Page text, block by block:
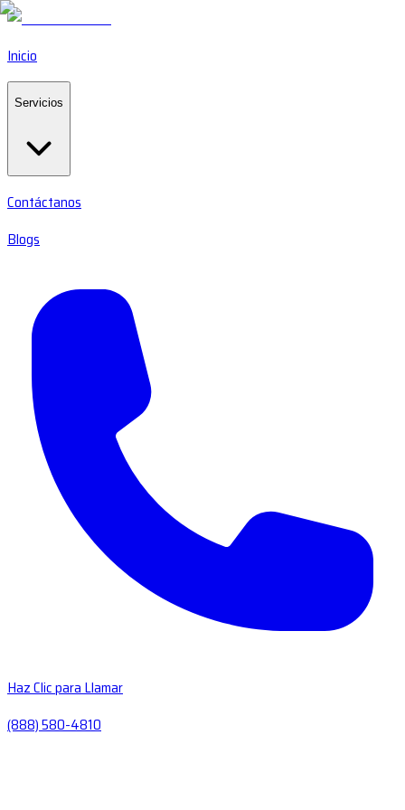
Inicio
Servicios
Contáctanos
Blogs
Haz Clic para Llamar
(888) 580-4810